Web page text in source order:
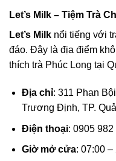
Let’s Milk – Tiệm Trà
Let’s Milk nổi tiếng với
đáo. Đây là địa điểm
thích trà Phúc Long tại
Địa chỉ: 311 Phan
Trương Định, TP.
Điện thoại: 0905 982
Giờ mở cửa: 07:00 –